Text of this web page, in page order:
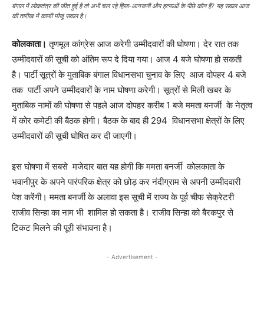
बंगाल में लोकतंत्र की जीत हुई है तो अभी चल रहे हिंसा-आगजनी औप हत्याओं के पीछे कौन है? यह सवाल आज
की तारीख में काफी मौजू सवाल है।
कोलकाता। तृणमूल कांग्रेस आज करेगी उम्मीदवारों की घोषणा। देर रात तक
उम्मीदवारों की सूची को अंतिम रूप दे दिया गया। आज 4 बजे घोषणा हो सकती
है। पार्टी सूत्रों के मुताबिक बंगाल विधानसभा चुनाव के लिए आज दोपहर 4 बजे
तक पार्टी अपने उम्मीदवारों के नाम घोषणा करेगी। सूत्रों से मिली खबर के
मुताबिक नामों की घोषणा से पहले आज दोपहर करीब 1 बजे ममता बनर्जी के नेतृत्व
में कोर कमेटी की बैठक होगी। बैठक के बाद ही 294 विधानसभा क्षेत्रों के लिए
उम्मीदवारों की सूची घोषित कर दी जाएगी।
इस घोषणा में सबसे मजेदार बात यह होगी कि ममता बनर्जी कोलकाता के
भवानीपुर के अपने पारंपरिक क्षेत्र को छोड़ कर नंदीग्राम से अपनी उम्मीदवारी
पेश करेंगी। ममता बनर्जी के अलावा इस सूची में राज्य के पूर्व चीफ सेक्रेटरी
राजीव सिन्हा का नाम भी शामिल हो सकता है। राजीव सिन्हा को बैरकपुर से
टिकट मिलने की पूरी संभावना है।
- Advertisement -